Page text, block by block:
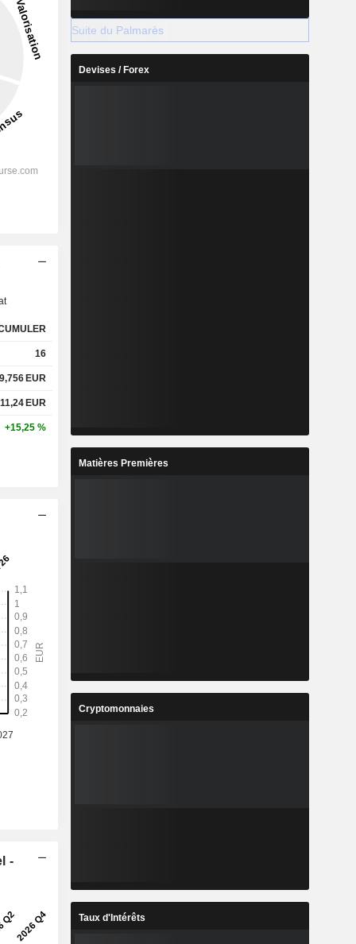
16
9,756 EUR
11,24 EUR
+15,25 %
-
Suite du Palmarès
Devises / Forex
Matières Premières
Cryptomonnaies
Taux d'Intérêts